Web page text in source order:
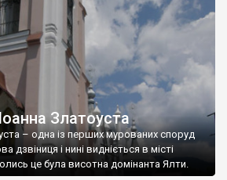
Златоуста
– одна із перших мурованих споруд
дзвіниця і нині видніється в місті
це була висотна домінанта Ялти.